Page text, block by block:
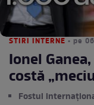
STIRI INTERNE • pe
Ionel
costă
Fostul